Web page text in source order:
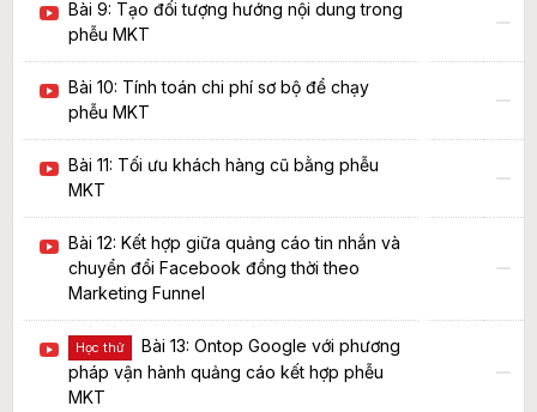
Bài 9: Tạo đối tượng hướng nội dung trong
phễu MKT
Bài 10: Tính toán chi phí sơ bộ để chạy
phễu MKT
Bài 11: Tối ưu khách hàng cũ bằng phễu
MKT
Bài 12: Kết hợp giữa quảng cáo tin nhắn và
chuyển đổi Facebook đồng thời theo
Marketing Funnel
Học thử
Bài 13: Ontop Google với phương
pháp vận hành quảng cáo kết hợp phễu
MKT